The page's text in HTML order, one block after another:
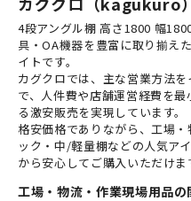
4段アングル棚 高さ1800 幅
具・OA機器を豊富に取り揃え
イトです。
カグクロでは、主な営業方法
で、人件費や店舗運営経費を
る激安販売を実現しています。
格安価格でありながら、工場
ック・中/軽量棚などの人気ア
から安心してご購入いただけま
工場・物流・作業現場用品の